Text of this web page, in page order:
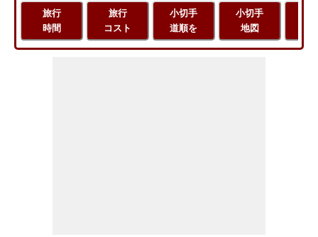
旅行
時間
旅行
コスト
小切手
道順を
小切手
地図